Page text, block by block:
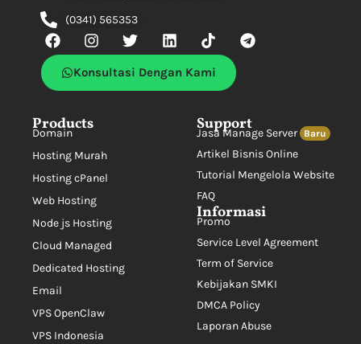
Products
Domain
Hosting Murah
Hosting cPanel
Web Hosting
Node js Hosting
Cloud Managed
Dedicated Hosting
Email
VPS OpenClaw
VPS Indonesia
Support
Jasa Manage Server Baru
Artikel Bisnis Online
Tutorial Mengelola Website
FAQ
Informasi
Promo
Service Level Agreement
Term of Service
Kebijakan SMKI
DMCA Policy
Laporan Abuse
(0341) 565353
Konsultasi Dengan Kami